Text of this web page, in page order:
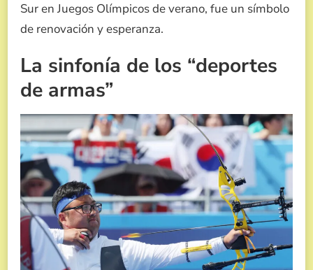
Sur en Juegos Olímpicos de verano, fue un símbolo
de renovación y esperanza.
La sinfonía de los “deportes
de armas”